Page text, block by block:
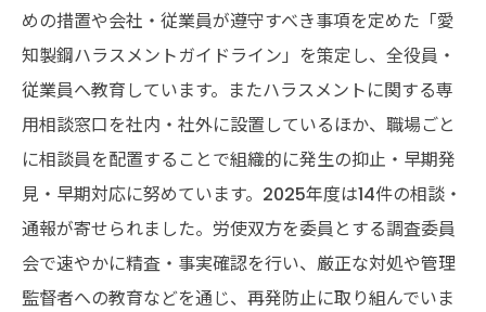
めの措置や会社・従業員が遵守すべき事項を定めた「愛
知製鋼ハラスメントガイドライン」を策定し、全役員・
従業員へ教育しています。またハラスメントに関する専
用相談窓口を社内・社外に設置しているほか、職場ごと
に相談員を配置することで組織的に発生の抑止・早期発
見・早期対応に努めています。2025年度は14件の相談・
通報が寄せられました。労使双方を委員とする調査委員
会で速やかに精査・事実確認を行い、厳正な対処や管理
監督者への教育などを通じ、再発防止に取り組んでいま